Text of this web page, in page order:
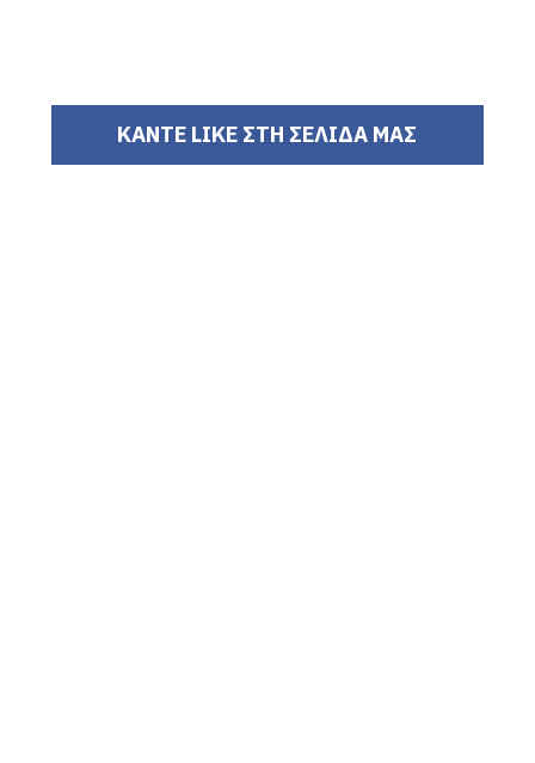
ΚΑΝΤΕ LIKE ΣΤΗ ΣΕΛΙΔΑ ΜΑΣ